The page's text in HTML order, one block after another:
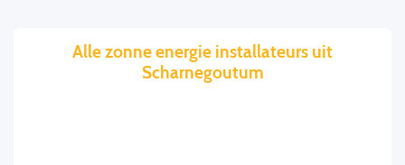
Alle zonne energie installateurs uit
Scharnegoutum